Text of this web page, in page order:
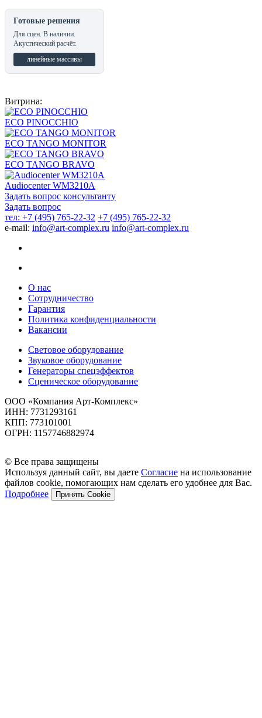
Готовые решения
Для сцен. В наличии.
Акустический расчёт.
линейные массивы
Витрина:
ECO PINOCCHIO
ECO TANGO MONITOR
ECO TANGO BRAVO
Audiocenter WM3210A
Задать вопрос консультанту
Задать вопрос
тел: +7 (495) 765-22-32 +7 (495) 765-22-32
e-mail: info@art-complex.ru info@art-complex.ru
О нас
Сотрудничество
Гарантия
Политика конфиденциальности
Вакансии
Световое оборудование
Звуковое оборудование
Генераторы спецэффектов
Сценическое оборудование
ООО «Компания Арт-Комплекс»
ИНН: 7731293161
КПП: 773101001
ОГРН: 1157746882974
© Все права защищены
Используя данный сайт, вы даете Согласие на использование
файлов cookie, помогающих нам сделать его удобнее для Вас.
Подробнее
Принять Cookie